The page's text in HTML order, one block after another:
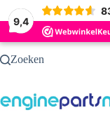
9,4
Ga
naarZoeken